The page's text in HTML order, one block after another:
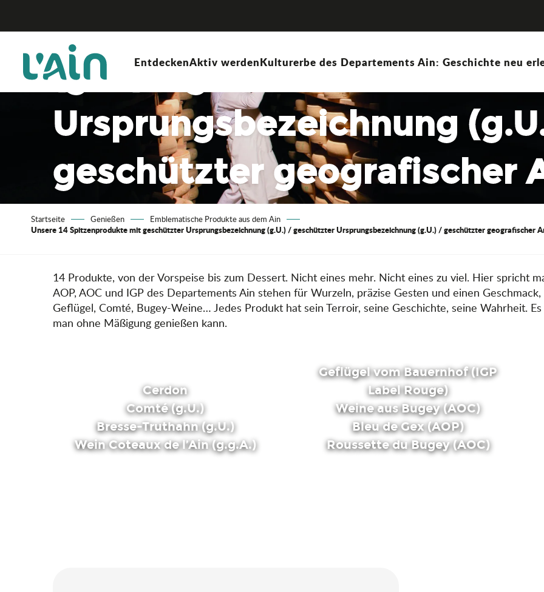
principal
EntdeckenAktiv werdenKulturerbe des Departements Ain: Geschichte neu
geschützter
(g.U.) / geschützter
Ursprungsbezeichnung
geschützter geografischer
(g.g.A.)
Startseite Genießen Emblematische Produkte aus dem Ain
Unsere 14 Spitzenprodukte mit geschützter Ursprungsbezeichnung (g.U.) / geschützter Ursprungsbezeichnung (g.U.) / geschützter geografischer
14 Produkte, von der Vorspeise bis zum Dessert. Nicht eines mehr. Nicht eines zu viel. Hier spricht
AOP, AOC und IGP des Departements Ain stehen für Wurzeln, präzise Gesten und einen
Geflügel, Comté, Bugey-Weine… Jedes Produkt hat sein Terroir, seine Geschichte, seine Wahrheit.
man ohne Mäßigung genießen kann.
Cerdon
Geflügel vom Bauernhof (IGP
Label Rouge)
Comté (g.U.)
Weine aus Bugey (AOC)
Bresse-Truthahn (g.U.)
Bleu de Gex (AOP)
Wein Coteaux de l’Ain (g.g.A.)
Roussette du Bugey (AOC)